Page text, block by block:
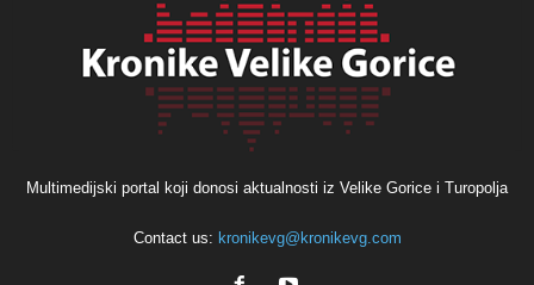
Multimedijski portal koji donosi aktualnosti iz Velike Gorice i Turopolja
Contact us: kronikevg@kronikevg.com